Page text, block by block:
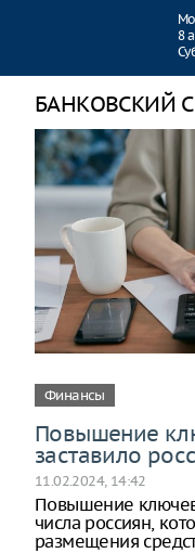
8
БАНКОВСКИЙ
Финансы
Повышение
заставило
11.02.2024, 14:42
Повышение
числа россиян,
размещения